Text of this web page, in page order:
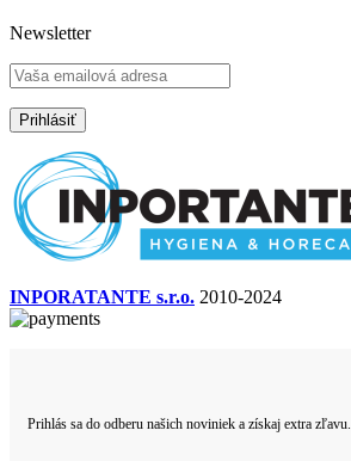
Newsletter
INPORATANTE s.r.o. 2010-2024
Prihlás sa do odberu našich noviniek a získaj extra zľavu.